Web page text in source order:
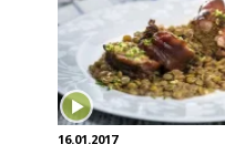
16.01.2017